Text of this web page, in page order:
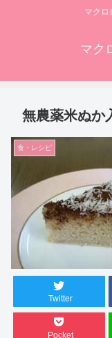
マクロ
マク
無農薬米ぬか
食・レシピ
Twitter
Pocket